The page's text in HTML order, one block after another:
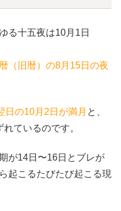
る十五夜は10月1日
（旧暦）の8月15日の夜
日の10月2日が満月 と、
ているのです。
が14日〜16日とブレが
起こるたびたび起こる現